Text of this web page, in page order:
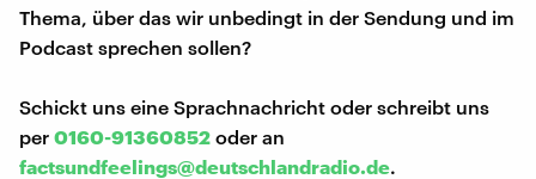
Thema, über das wir unbedingt in der Sendung und im
Podcast sprechen sollen?
Schickt uns eine Sprachnachricht oder schreibt uns
per 0160-91360852 oder an
factsundfeelings@deutschlandradio.de.